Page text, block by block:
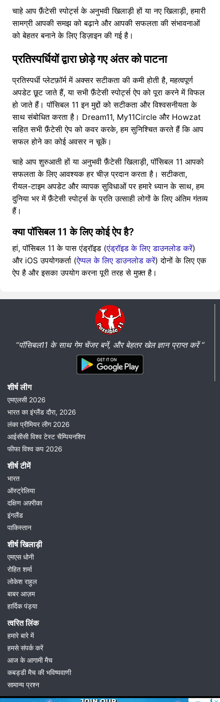
चाहे आप फ़ैंटेसी स्पोर्ट्स के अनुभवी खिलाड़ी हों या नए खिलाड़ी, हमारी
सामग्री आपकी समझ को बढ़ाने और आपकी सफलता की संभावनाओं
को बेहतर बनाने के लिए डिज़ाइन की गई है।
प्रतिस्पर्धियों द्वारा छोड़े गए अंतर को पाटना
प्रतिस्पर्धी प्लेटफ़ॉर्म में अक्सर सटीकता की कमी होती है, महत्वपूर्ण
अपडेट छूट जाते हैं, या सभी फ़ैंटेसी स्पोर्ट्स ऐप को पूरा करने में विफल
हो जाते हैं। पॉसिबल 11 इन मुद्दों को सटीकता और विश्वसनीयता के
साथ संबोधित करता है। Dream11, My11Circle और Howzat
सहित सभी फ़ैंटेसी ऐप को कवर करके, हम सुनिश्चित करते हैं कि आप
सफल होने का कोई अवसर न चूकें।
चाहे आप शुरुआती हों या अनुभवी फ़ैंटेसी खिलाड़ी, पॉसिबल 11 आपको
सफलता के लिए आवश्यक हर चीज़ प्रदान करता है। सटीकता,
रीयल-टाइम अपडेट और व्यापक सुविधाओं पर हमारे ध्यान के साथ, हम
दुनिया भर में फ़ैंटेसी स्पोर्ट्स के प्रति उत्साही लोगों के लिए अंतिम गंतव्य
हैं।
क्या पॉसिबल 11 के लिए कोई ऐप है?
हां, पॉसिबल 11 के पास एंड्रॉइड (एंड्रॉइड के लिए डाउनलोड करें)
और iOS उपयोगकर्ता (ऐप्पल के लिए डाउनलोड करें) दोनों के लिए एक
ऐप है और इसका उपयोग करना पूरी तरह से मुफ़्त है।
“पॉसिबल11 के साथ गेम चेंजर बनें, और बेहतर खेल ज्ञान प्राप्त करें ”
शीर्ष लीग
एमएलसी 2026
भारत का इंग्लैंड दौरा, 2026
लंका प्रीमियर लीग 2026
आईसीसी विश्व टेस्ट चैम्पियनशिप
फीफा विश्व कप 2026
शीर्ष टीमें
भारत
ऑस्ट्रेलिया
दक्षिण अफ़्रीका
इंगलैंड
पाकिस्तान
शीर्ष खिलाड़ी
एमएस धोनी
रोहित शर्मा
लोकेश राहुल
बाबर आज़म
हार्दिक पंड्या
त्वरित लिंक
हमारे बारे में
हमसे संपर्क करें
आज के आगामी मैच
कबड्डी मैच की भविष्यवाणी
सामान्य प्रश्न